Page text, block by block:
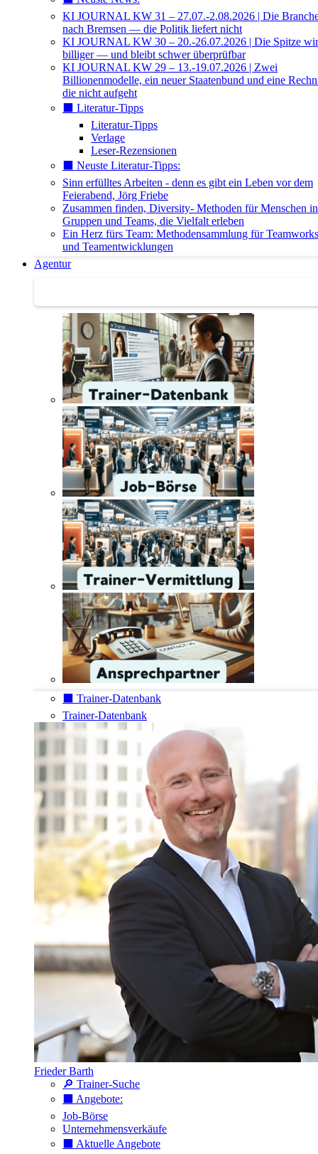
KI JOURNAL KW 31 – 27.07.-2.08.2026 | Die
nach Bremsen — die Politik liefert nicht
KI JOURNAL KW 30 – 20.-26.07.2026 | Die Spitze
billiger — und bleibt schwer überprüfbar
KI JOURNAL KW 29 – 13.-19.07.2026 | Zwei
Billionenmodelle, ein neuer Staatenbund und eine
die nicht aufgeht
⬛️ Literatur-Tipps
Literatur-Tipps
Verlage
Leser-Rezensionen
⬛️ Neuste Literatur-Tipps:
Sinn erfülltes Arbeiten - denn es gibt ein Leben vor dem
Feierabend, Jörg Friebe
Zusammen finden, Diversity- Methoden für Menschen in
Gruppen und Teams, die Vielfalt erleben
Ein Herz fürs Team: Methodensammlung für
und Teamentwicklungen
Agentur
⬛️ Trainer-Datenbank
Trainer-Datenbank
Frieder Barth
🔎 Trainer-Suche
⬛️ Angebote:
Job-Börse
Unternehmensverkäufe
⬛️ Aktuelle Angebote